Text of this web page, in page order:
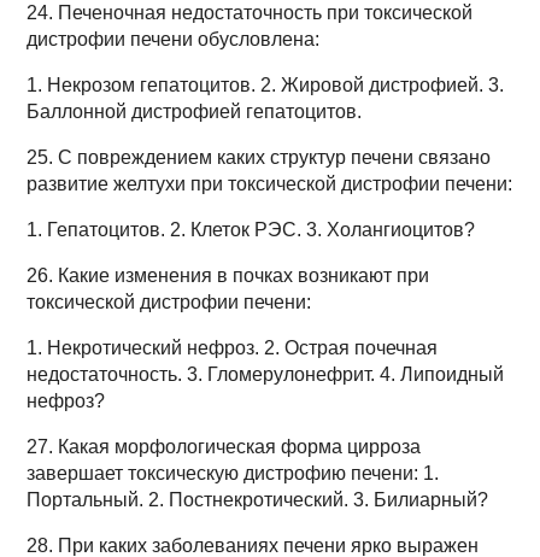
24. Печеночная недостаточность при токсической
дистрофии печени обусловлена:
1. Некрозом гепатоцитов. 2. Жировой дистрофией. 3.
Баллонной дистрофией гепатоцитов.
25. С повреждением каких структур печени связано
развитие желтухи при токсической дистрофии печени:
1. Гепатоцитов. 2. Клеток РЭС. 3. Холангиоцитов?
26. Какие изменения в почках возникают при
токсической дистрофии печени:
1. Некротический нефроз. 2. Острая почечная
недостаточность. 3. Гломерулонефрит. 4. Липоидный
нефроз?
27. Какая морфологическая форма цирроза
завершает токсическую дистрофию печени: 1.
Портальный. 2. Постнекротический. 3. Билиарный?
28. При каких заболеваниях печени ярко выражен